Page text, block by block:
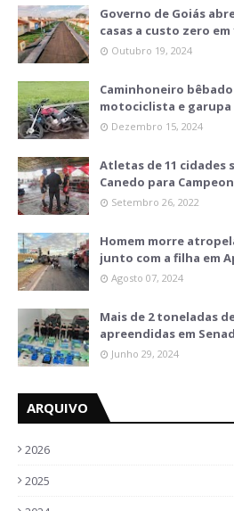
Governo de Goiás
casas a custo zero
Outubro 19, 2024
Caminhoneiro
motociclista e garupa
Dezembro 15, 2024
Atletas de 11 cidades
Canedo para
Setembro 26, 2022
Homem morre
junto com a filha em
Agosto 07, 2024
Mais de 2 toneladas
apreendidas em
Junho 29, 2024
ARQUIVO
2026
2025